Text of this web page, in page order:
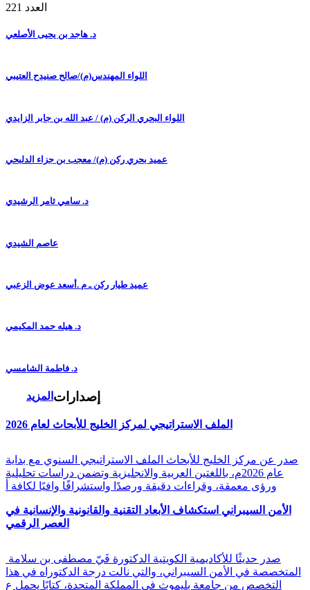
العدد 221
د. هاجد بن يحيى الأصلعي
اللواء المهندس(م)/صالح صنيدح العتيبي
اللواء البحري الركن (م) / عبد الله بن جابر الزايدي
عميد بحري ركن (م)/ معجب بن جزاء الدلبحي
د. سامي ثامر الرشيدي
عاصم الشيدي
عميد طيار ركن ـ م .أسعد عوض الزعبي
د. هيله حمد المكيمي
د. فاطمة الشامسي
المزيد إصدارات
الملف الاستراتيجي لمركز الخليج للأبحاث لعام 2026
صدر عن مركز الخليج للأبحاث الملف الاستراتيجي السنوي مع بداية
عام 2026م، باللغتين العربية والانجليزية وتضمن دراسات تحليلية
ورؤى معمقة، وقراءات دقيقة ورصدًا واستشرافًا وافيًا لكافة أ
الأمن السيبراني استكشاف الأبعاد التقنية والقانونية والإنسانية في
العصر الرقمي
المتخصصة في الأمن السيبراني، والتي نالت درجة الدكتوراه في هذا
التخصص من جامعة بليموث في المملكة المتحدة، كتابًا يحمل ع